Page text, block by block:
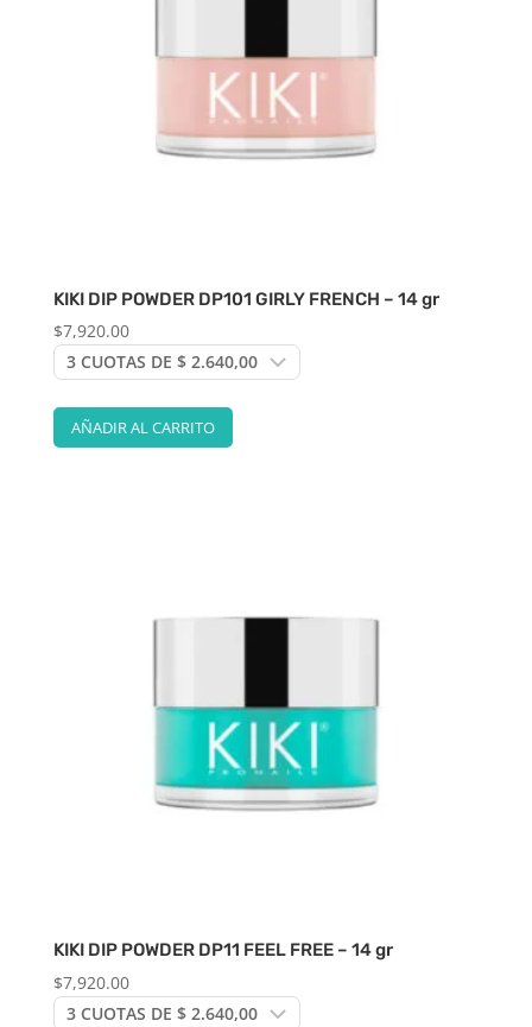
KIKI DIP POWDER DP101 GIRLY FRENCH – 14 gr
$7,920.00
AÑADIR AL CARRITO
KIKI DIP POWDER DP11 FEEL FREE – 14 gr
$7,920.00